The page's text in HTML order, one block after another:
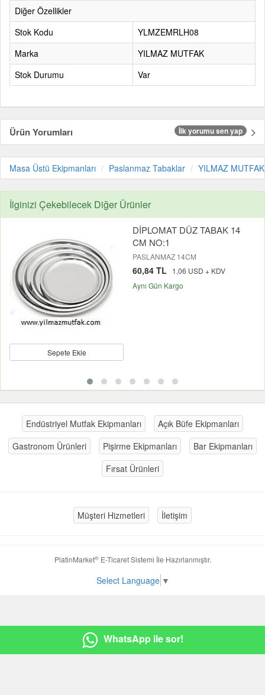
WhatsApp ile sor!
Diğer Özellikler
Stok Kodu
YLMZEMRLH08
Marka
YILMAZ MUTFAK
Stok Durumu
Var
Ürün Yorumları İlk yorumu sen yap
Masa Üstü Ekipmanları Paslanmaz Tabaklar YILMAZ MUTFAK
İlginizi Çekebilecek Diğer Ürünler
Sepete Ekle
DİPLOMAT DÜZ TABAK 14
CM NO:1
PASLANMAZ 14CM
60,84 TL
1,06 USD + KDV
Aynı Gün Kargo
Endüstriyel Mutfak Ekipmanları
Açık Büfe Ekipmanları
Gastronom Ürünleri
Pişirme Ekipmanları
Bar Ekipmanları
Fırsat Ürünleri
Müşteri Hizmetleri İletişim
PlatinMarket®E-Ticaret Sistemi İle Hazırlanmıştır.
Select Language ▼